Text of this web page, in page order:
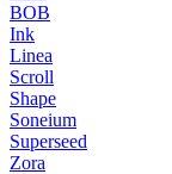
BOB
Ink
Linea
Scroll
Shape
Soneium
Superseed
Zora